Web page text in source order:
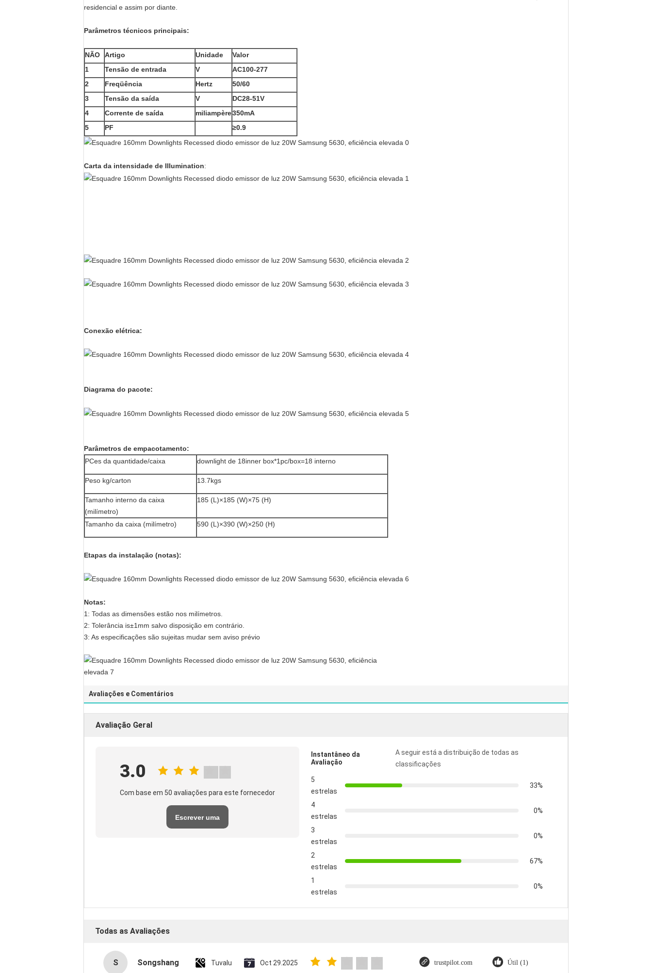
residencial e assim por diante.
Parâmetros técnicos principais:
NÃO Artigo Unidade
Valor
1
Tensão de entrada V
AC100-277
2
Freqüência Hertz
50/60
3
Tensão da saída V
DC28-51V
4
Corrente de saída miliampère350mA
5
PF ≥0.9
Carta da intensidade de IIIumination:
Conexão elétrica:
Diagrama do pacote:
Parâmetros de empacotamento:
PCes da quantidade/caixa
downlight de 18inner box*1pc/box=18 interno
Peso kg/carton 13.7kgs
Tamanho interno da caixa
(milímetro)
185 (L)×185 (W)×75 (H)
Tamanho da caixa (milímetro) 590 (L)×390 (W)×250 (H)
Etapas da instalação (notas):
Notas:
1: Todas as dimensões estão nos milímetros.
2: Tolerância is±1mm salvo disposição em contrário.
3: As especificações são sujeitas mudar sem aviso prévio
Avaliações e Comentários
Avaliação Geral
3.0
Com base em 50 avaliações para este fornecedor
Escrever uma
Instantâneo da
Avaliação
A seguir está a distribuição de todas as
classificações
5
estrelas
33%
4
estrelas
0%
3
estrelas
0%
2
estrelas
67%
1
estrelas
0%
Todas as Avaliações
S Songshang Tuvalu Oct 29.2025 trustpilot.com Útil (1)